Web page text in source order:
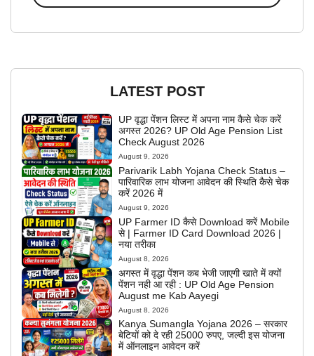
LATEST POST
UP वृद्धा पेंशन लिस्ट में अपना नाम कैसे चेक करें
अगस्त 2026? UP Old Age Pension List
Check August 2026
August 9, 2026
Parivarik Labh Yojana Check Status –
पारिवारिक लाभ योजना आवेदन की स्थिति कैसे चेक
करें 2026 में
August 9, 2026
UP Farmer ID कैसे Download करें Mobile
से | Farmer ID Card Download 2026 |
नया तरीका
August 8, 2026
अगस्त में वृद्धा पेंशन कब भेजी जाएगी खाते में क्यों
पेंशन नही आ रही : UP Old Age Pension
August me Kab Aayegi
August 8, 2026
Kanya Sumangla Yojana 2026 – सरकार
बेटियों को दे रही 25000 रुपए, जल्दी इस योजना
में ऑनलाइन आवेदन करें